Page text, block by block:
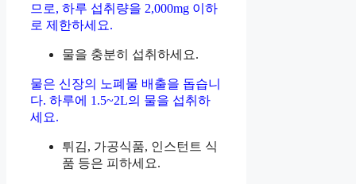
므로, 하루 섭취량을 2,000mg 이하
로 제한하세요.
물을 충분히 섭취하세요.
물은 신장의 노폐물 배출을 돕습니
다. 하루에 1.5~2L의 물을 섭취하
세요.
튀김, 가공식품, 인스턴트 식
품 등은 피하세요.